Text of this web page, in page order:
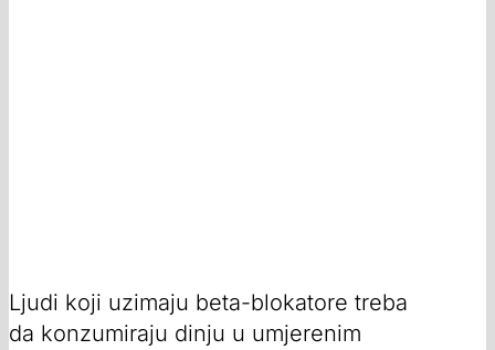
Ljudi koji uzimaju beta-blokatore treba
da konzumiraju dinju u umjerenim